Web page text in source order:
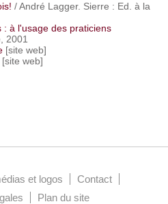
/ André Lagger. Sierre : Ed. à la
: à l'usage des praticiens
2001
[site web]
[site web]
et logos
Contact
Plan du site